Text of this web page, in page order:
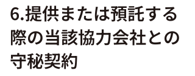
6.提供または預託する
際の当該協力会社との
守秘契約